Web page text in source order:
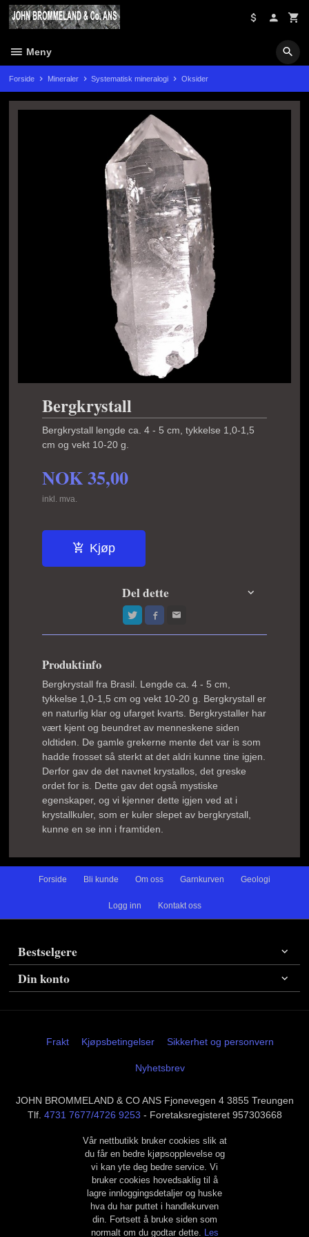
Gå
Meny
Forside Mineraler Systematisk mineralogi Oksider
Bergkrystall
Bergkrystall lengde ca. 4 - 5 cm, tykkelse 1,0-1,5
cm og vekt 10-20 g.
NOK35,00
inkl. mva.
Kjøp
Del dette
Produktinfo
Bergkrystall fra Brasil. Lengde ca. 4 - 5 cm,
tykkelse 1,0-1,5 cm og vekt 10-20 g. Bergkrystall er
en naturlig klar og ufarget kvarts. Bergkrystaller har
vært kjent og beundret av menneskene siden
oldtiden. De gamle grekerne mente det var is som
hadde frosset så sterkt at det aldri kunne tine igjen.
Derfor gav de det navnet krystallos, det greske
ordet for is. Dette gav det også mystiske
egenskaper, og vi kjenner dette igjen ved at i
krystallkuler, som er kuler slepet av bergkrystall,
kunne en se inn i framtiden.
Forside Bli kunde Om oss Garnkurven Geologi
Logg inn Kontakt oss
Bestselgere
Din konto
Frakt Kjøpsbetingelser Sikkerhet og personvern
Nyhetsbrev
JOHN BROMMELAND & CO ANS Fjonevegen 4 3855 Treungen
Tlf. 4731 7677/4726 9253 - Foretaksregisteret 957303668
Vår nettbutikk bruker cookies slik at
du får en bedre kjøpsopplevelse og
vi kan yte deg bedre service. Vi
bruker cookies hovedsaklig til å
lagre innloggingsdetaljer og huske
hva du har puttet i handlekurven
din. Fortsett å bruke siden som
normalt om du godtar dette. Les